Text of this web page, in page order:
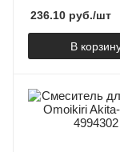
236.10 руб./шт
В